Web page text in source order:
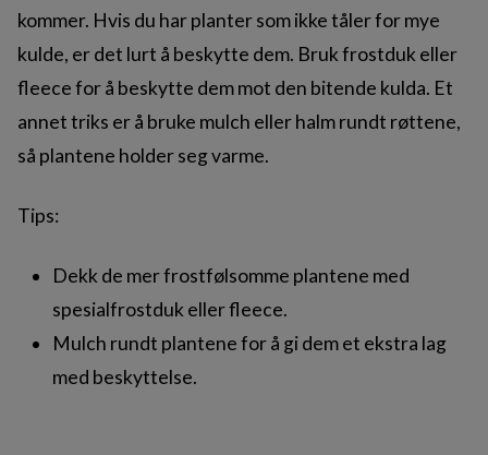
kommer. Hvis du har planter som ikke tåler for mye
kulde, er det lurt å beskytte dem. Bruk frostduk eller
fleece for å beskytte dem mot den bitende kulda. Et
annet triks er å bruke mulch eller halm rundt røttene,
så plantene holder seg varme.
Tips:
Dekk de mer frostfølsomme plantene med
spesialfrostduk eller fleece.
Mulch rundt plantene for å gi dem et ekstra lag
med beskyttelse.